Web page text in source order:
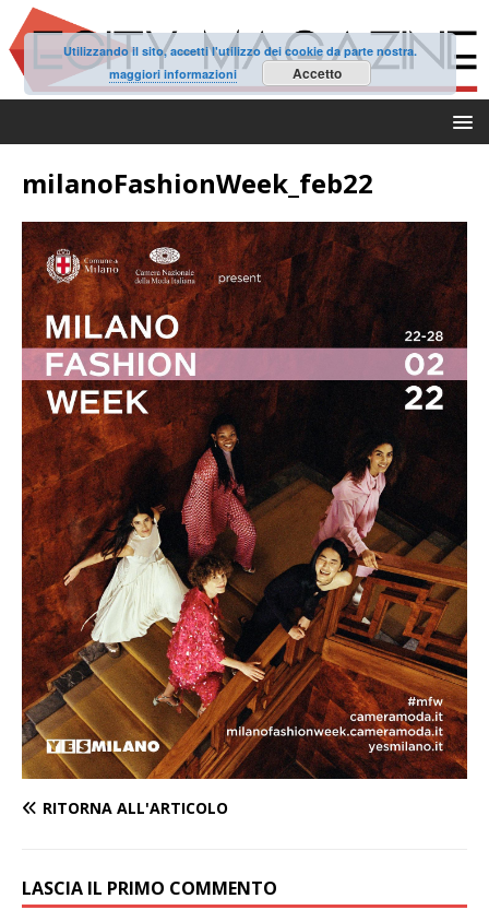
milanoFashionWeek_feb22
RITORNA ALL'ARTICOLO
LASCIA IL PRIMO COMMENTO
Utilizzando il sito, accetti l'utilizzo dei cookie da parte nostra.
maggiori informazioni
Accetto